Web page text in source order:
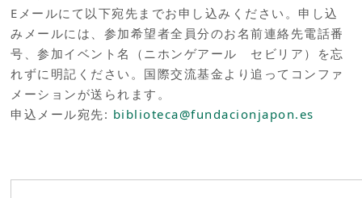
Eメールにて以下宛先までお申し込みください。申し込
みメールには、参加希望者全員分のお名前連絡先電話番
号、参加イベント名（ニホンゲアール セビリア）を忘
れずに明記ください。国際交流基金より追ってコンファ
メーションが送られます。
申込メール宛先: biblioteca@fundacionjapon.es